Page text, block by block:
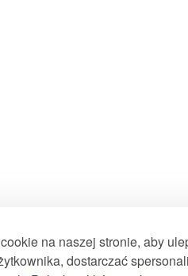
na naszej stronie, aby
dostarczać